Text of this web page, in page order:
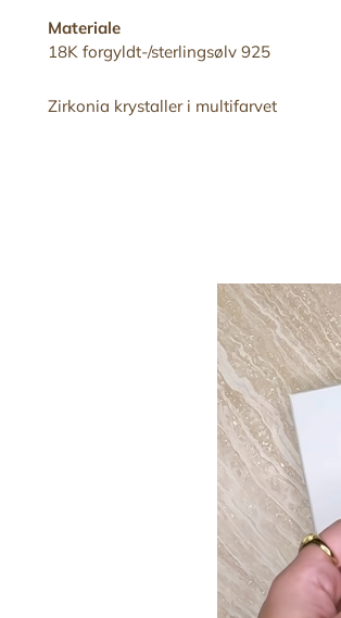
Materiale
18K forgyldt-/sterlingsølv 925
Zirkonia krystaller i multifarvet